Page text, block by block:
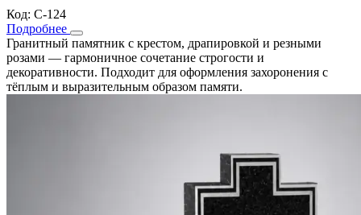
Код: С-124
Подробнее
Гранитный памятник с крестом, драпировкой и резными
розами — гармоничное сочетание строгости и
декоративности. Подходит для оформления захоронения с
тёплым и выразительным образом памяти.